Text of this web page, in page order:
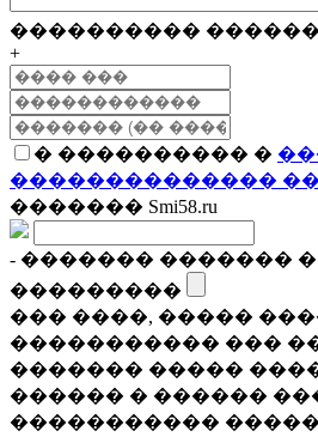
����������
+
� ���������� �
��������������
������� Smi58.ru
- ������� �������
���������
��� ����, �����
����������� ���
������� �����
������ � ������
����������� �����